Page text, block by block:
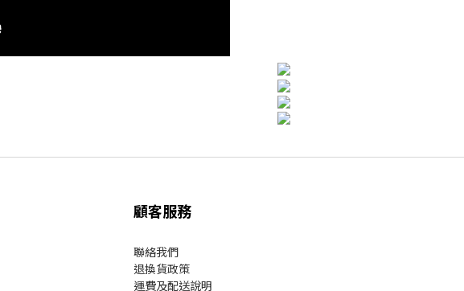
顧客服務
聯絡我們
退換貨政策
運費及配送說明